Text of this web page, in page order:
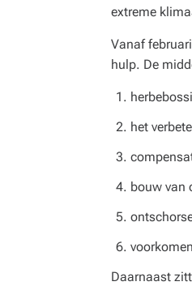
extreme
Vanaf
hulp. De
het
bouw van
Daarnaast